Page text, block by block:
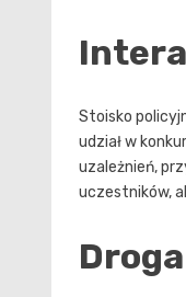
Stoisko
udział w
uzależnień,
uczestników,